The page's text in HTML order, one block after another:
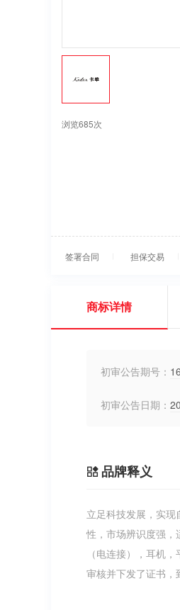
浏览685次
签署合同 担保交易
商标详情
初审公告期号：
初审公告日期：
品牌释义
立足科技发展，实
性，市场辨识度强，
（电连接），耳机
审核并下发了证书，